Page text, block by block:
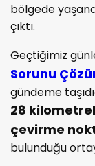
bölgede
çıktı.
Geçtiğimiz
Sorunu
gündeme
28
çevirme
bulunduğu